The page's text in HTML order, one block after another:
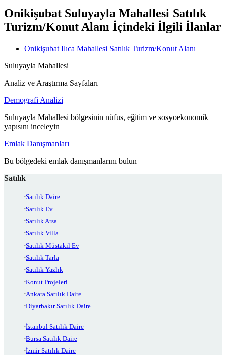
Onikişubat Suluyayla Mahallesi Satılık
Turizm/Konut Alanı İçindeki İlgili İlanlar
Onikişubat Ilıca Mahallesi Satılık Turizm/Konut Alanı
Suluyayla Mahallesi
Analiz ve Araştırma Sayfaları
Demografi Analizi
Suluyayla Mahallesi bölgesinin nüfus, eğitim ve sosyoekonomik
yapısını inceleyin
Emlak Danışmanları
Bu bölgedeki emlak danışmanlarını bulun
Satılık
Satılık Daire
Satılık Ev
Satılık Arsa
Satılık Villa
Satılık Müstakil Ev
Satılık Tarla
Satılık Yazlık
Konut Projeleri
Ankara Satılık Daire
Diyarbakır Satılık Daire
İstanbul Satılık Daire
Bursa Satılık Daire
İzmir Satılık Daire